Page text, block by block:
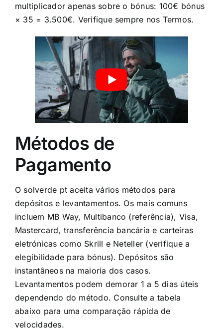
multiplicador apenas sobre o bónus: 100€ bónus
× 35 = 3.500€. Verifique sempre nos Termos.
Métodos de
Pagamento
O solverde pt aceita vários métodos para
depósitos e levantamentos. Os mais comuns
incluem MB Way, Multibanco (referência), Visa,
Mastercard, transferência bancária e carteiras
eletrónicas como Skrill e Neteller (verifique a
elegibilidade para bónus). Depósitos são
instantâneos na maioria dos casos.
Levantamentos podem demorar 1 a 5 dias úteis
dependendo do método. Consulte a tabela
abaixo para uma comparação rápida de
velocidades.